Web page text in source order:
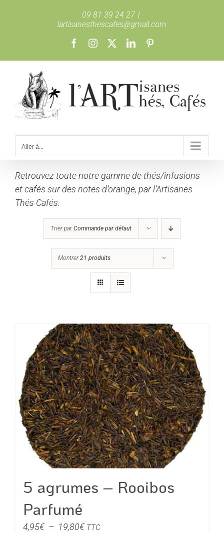
09 81 39 24 27 |
lartisanesthescafes@gmail.com
FacebookInstagram LinkedIn
Aller à...
Retrouvez toute notre gamme de thés/infusions
et cafés sur des notes d’orange, par l’Artisanes
Thés Cafés.
Trier parCommande par défaut
Montrer21 produits
5 agrumes – Rooibos
Parfumé
4,95€ – 19,80€Plage
TTC